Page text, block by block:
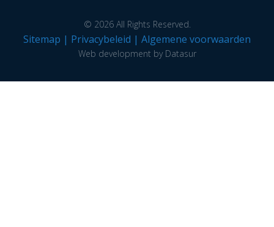
© 2026 All Rights Reserved.
Sitemap | Privacybeleid | Algemene voorwaarden
Web development by Datasur